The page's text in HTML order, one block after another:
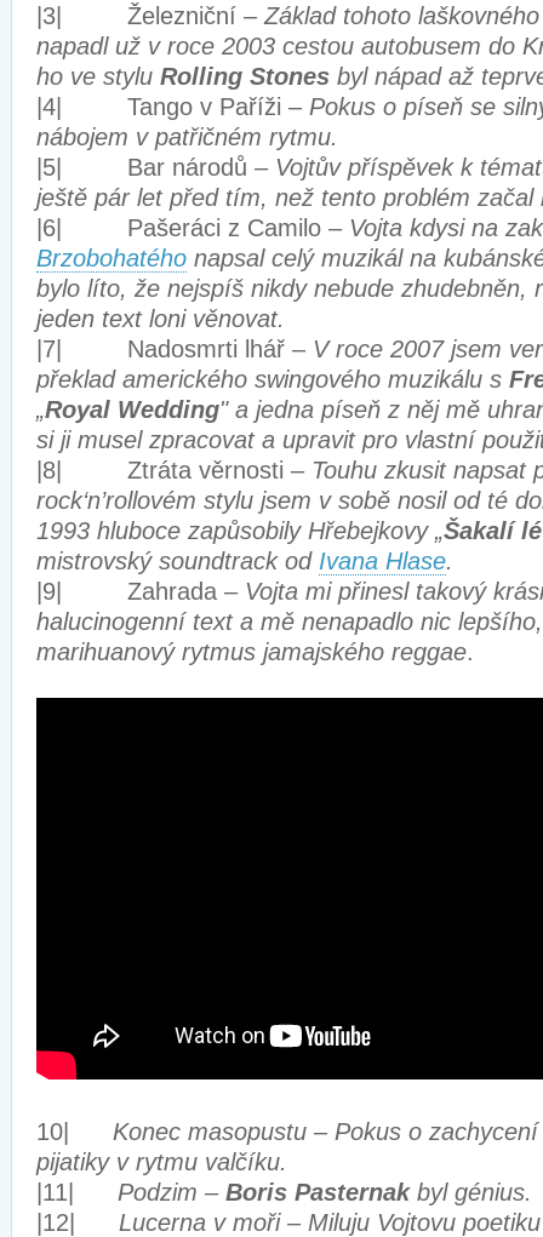
|3| Železniční – Základ tohoto
napadl už v roce 2003 cestou autobusem do
ho ve stylu Rolling Stones byl nápad až
|4| Tango v Paříži – Pokus o píseň se
nábojem v patřičném rytmu.
|5| Bar národů – Vojtův příspěvek k
ještě pár let před tím, než tento problém začal
|6| Pašeráci z Camilo – Vojta kdysi na
Brzobohatého napsal celý muzikál na
bylo líto, že nejspíš nikdy nebude zhudebněn,
jeden text loni věnovat.
|7| Nadosmrti lhář – V roce 2007 jsem
překlad amerického swingového muzikálu s
„Royal Wedding" a jedna píseň z něj mě
si ji musel zpracovat a upravit pro vlastní
|8| Ztráta věrnosti – Touhu zkusit napsat
rock‘n’rollovém stylu jsem v sobě nosil od té
1993 hluboce zapůsobily Hřebejkovy „Šakalí
mistrovský soundtrack od Ivana Hlase.
|9| Zahrada – Vojta mi přinesl takový
halucinogenní text a mě nenapadlo nic
marihuanový rytmus jamajského reggae.
10| Konec masopustu – Pokus o
pijatiky v rytmu valčíku.
|11| Podzim – Boris Pasternakbyl génius.
|12| Lucerna v moři – Miluju Vojtovu